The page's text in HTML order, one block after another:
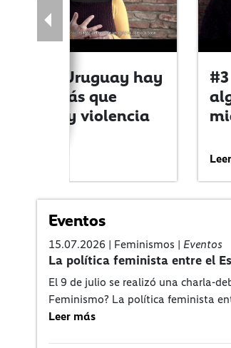
#4 En Uruguay hay
algo más que
miedo y violencia
Eventos
15.07.2026 | Feminismos | Eventos
La política feminista entre el
El 9 de julio se realizó una charla-
Feminismo? La política feminista
Leer más